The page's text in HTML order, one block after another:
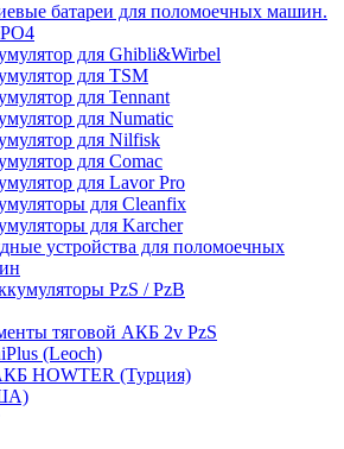
батареи для поломоечных машин.
для Ghibli&Wirbel
для TSM
для Tennant
для Numatic
для Nilfisk
для Comac
для Lavor Pro
для Cleanfix
для Karcher
устройства для поломоечных
PzS / PzB
тяговой АКБ 2v PzS
(Leoch)
HOWTER (Турция)